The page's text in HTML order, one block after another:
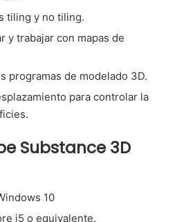
tiling y no tiling.
y trabajar con mapas de
programas de modelado 3D.
para controlar la
Substance 3D
10
i5 o equivalente.